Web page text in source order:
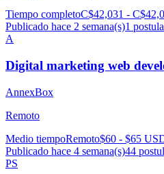
Tiempo completoC$42,031 -
Publicado hace 2 semana(s)1
A
Digital marketing web
AnnexBox
Remoto
Medio tiempoRemoto$60 - $65
Publicado hace 4 semana(s)44
PS